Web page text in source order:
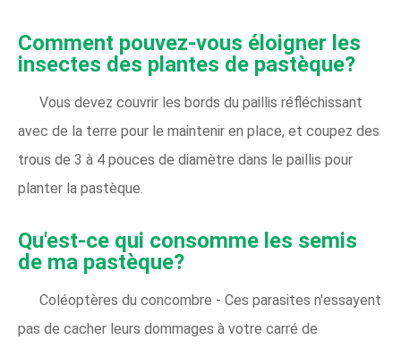
Comment pouvez-vous éloigner les
insectes des plantes de pastèque?
Vous devez couvrir les bords du paillis réfléchissant
avec de la terre pour le maintenir en place, et coupez des
trous de 3 à 4 pouces de diamètre dans le paillis pour
planter la pastèque.
Qu'est-ce qui consomme les semis
de ma pastèque?
Coléoptères du concombre - Ces parasites n'essayent
pas de cacher leurs dommages à votre carré de